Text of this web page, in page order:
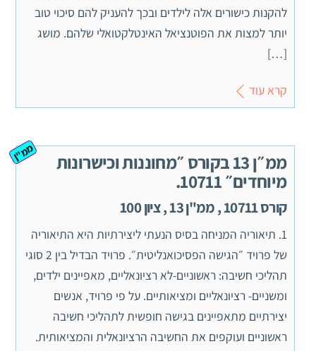
להקנות כישורים אלה לילדים ובכך להעניק להם סיכוי טוב
יותר למצות את הפוטנציאל האינטלקטואלי שלהם. מושג
[…]
קרא עוד
ממ״ן 13 בקורס ״מחוננות וכישרונות
מיוחדים״ 10711.
קורס 10711 , ממ"ן 13 , ציון 100
ממ"ן
1. תיאוריה המניחה בסיס הנעתי ליצירתיות היא התיאוריה
של פרויד ״הגישה הפסיכואנליטית״. פרויד הבדיל בין 2 סוגי
תהליכי חשיבה: ראשוניים-לא רציונאליים, מאפיינים ילדים,
ומשניים- רציונאליים ומציאותיים. על פי פרויד, אנשים
יצירתיים מתאפיינים בגישה חופשית לתהליכי חשיבה
ראשוניים ועוקפים את החשיבה הרציונאלית והמציאותית.